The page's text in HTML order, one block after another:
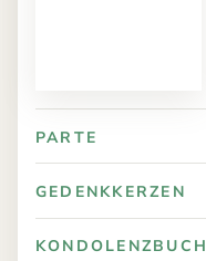
PARTE
GEDENKKERZEN
KONDOLENZBUCH